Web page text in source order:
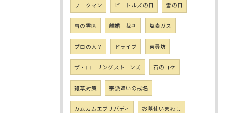
ワークマン ビートルズの日 雪の日
雪の霊園 離婚 裁判 塩素ガス
プロの人？ ドライブ 東尋坊
ザ・ローリングストーンズ 石のコケ
雑草対策 宗派違いの戒名
カムカムエブリバディ お墓使いまわし